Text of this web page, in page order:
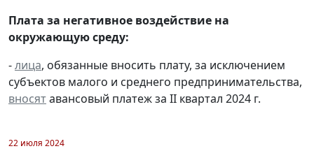
Плата за негативное воздействие на
окружающую среду:
-лица, обязанные вносить плату, за исключением
субъектов малого и среднего предпринимательства,
вносятавансовый платеж за II квартал 2024 г.
22 июля 2024